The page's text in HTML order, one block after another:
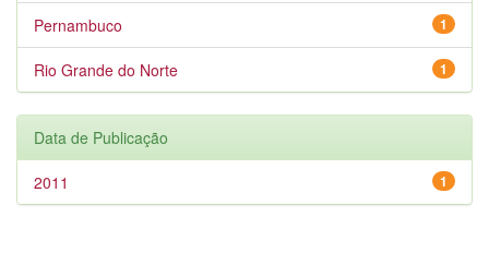
1
Pernambuco
1
Rio Grande do Norte
Data de Publicação
1
2011